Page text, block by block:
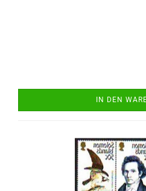
IN DEN